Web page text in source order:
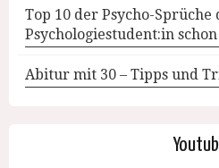
Top 10 der Psycho-Sprüche
Psychologiestudent:in
Abitur mit 30 – Tipps und